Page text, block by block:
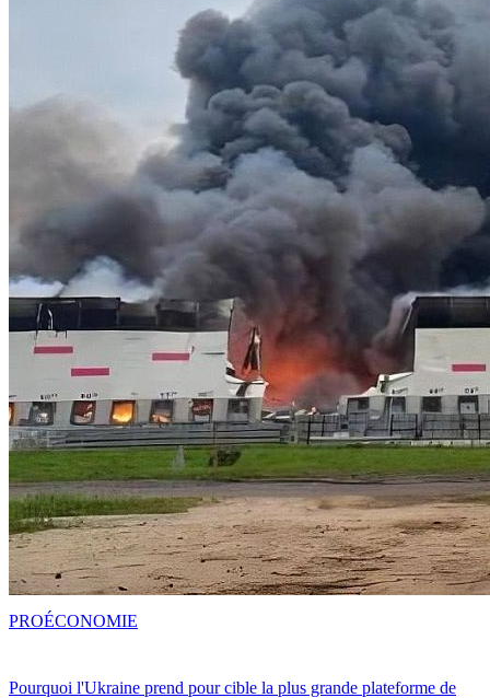
Pourquoi l'Ukraine prend pour cible la plus grande plateforme de
PROÉCONOMIE